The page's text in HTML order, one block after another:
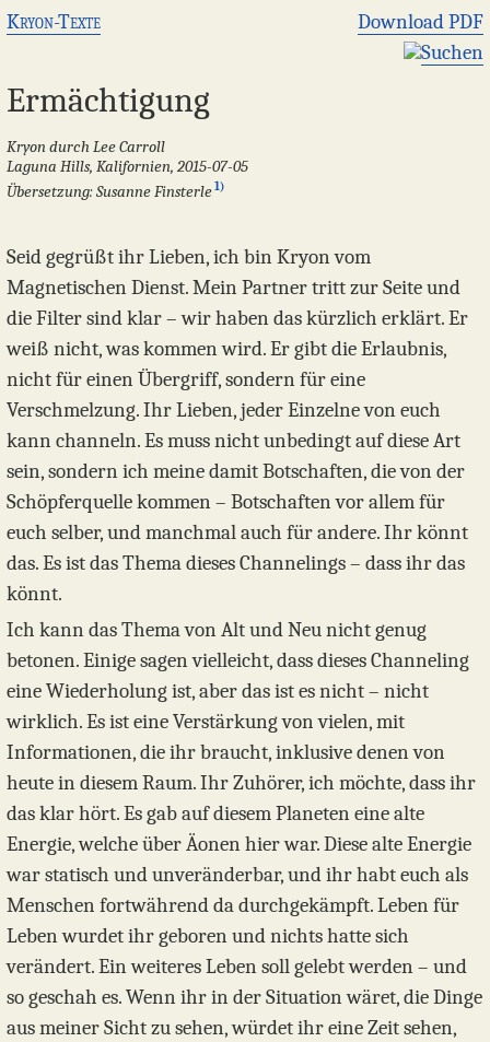
Kryon-Texte
Download PDF
Suchen
Ermächtigung
Kryon durch Lee Carroll
Laguna Hills, Kalifornien, 2015-07-05
Übersetzung: Susanne Finsterle1)
Seid gegrüßt ihr Lieben, ich bin Kryon vom
Magnetischen Dienst. Mein Partner tritt zur Seite und
die Filter sind klar – wir haben das kürzlich erklärt. Er
weiß nicht, was kommen wird. Er gibt die Erlaubnis,
nicht für einen Übergriff, sondern für eine
Verschmelzung. Ihr Lieben, jeder Einzelne von euch
kann channeln. Es muss nicht unbedingt auf diese Art
sein, sondern ich meine damit Botschaften, die von der
Schöpferquelle kommen – Botschaften vor allem für
euch selber, und manchmal auch für andere. Ihr könnt
das. Es ist das Thema dieses Channelings – dass ihr das
könnt.
Ich kann das Thema von Alt und Neu nicht genug
betonen. Einige sagen vielleicht, dass dieses Channeling
eine Wiederholung ist, aber das ist es nicht – nicht
wirklich. Es ist eine Verstärkung von vielen, mit
Informationen, die ihr braucht, inklusive denen von
heute in diesem Raum. Ihr Zuhörer, ich möchte, dass ihr
das klar hört. Es gab auf diesem Planeten eine alte
Energie, welche über Äonen hier war. Diese alte Energie
war statisch und unveränderbar, und ihr habt euch als
Menschen fortwährend da durchgekämpft. Leben für
Leben wurdet ihr geboren und nichts hatte sich
verändert. Ein weiteres Leben soll gelebt werden – und
so geschah es. Wenn ihr in der Situation wäret, die Dinge
aus meiner Sicht zu sehen, würdet ihr eine Zeit sehen,